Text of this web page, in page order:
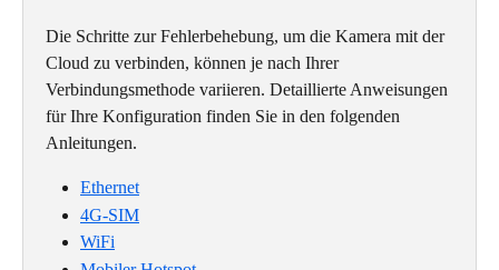
Die Schritte zur Fehlerbehebung, um die Kamera mit der
Cloud zu verbinden, können je nach Ihrer
Verbindungsmethode variieren. Detaillierte Anweisungen
für Ihre Konfiguration finden Sie in den folgenden
Anleitungen.
Ethernet
4G-SIM
WiFi